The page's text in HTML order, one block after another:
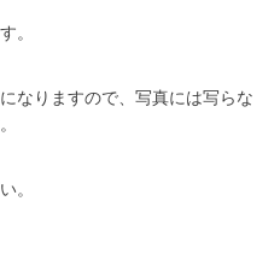
。
なりますので、写真には写らな
。